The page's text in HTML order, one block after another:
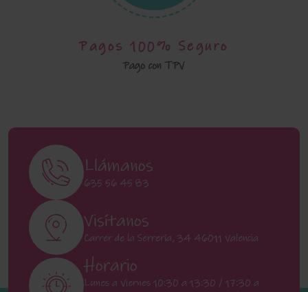
Pagos 100% Seguro
Pago con TPV
Llámanos
635 56 45 83
Visítanos
Carrer de la Serrería, 34 46011 Valencia
Horario
Lunes a Viernes 10:30 a 13:30 / 17:30 a